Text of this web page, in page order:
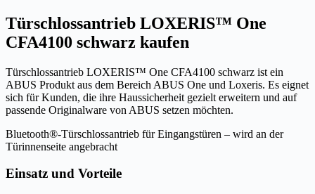
Türschlossantrieb LOXERIS™ One
CFA4100 schwarz kaufen
Türschlossantrieb LOXERIS™ One CFA4100 schwarz ist ein
ABUS Produkt aus dem Bereich ABUS One und Loxeris. Es eignet
sich für Kunden, die ihre Haussicherheit gezielt erweitern und auf
passende Originalware von ABUS setzen möchten.
Bluetooth®-Türschlossantrieb für Eingangstüren – wird an der
Türinnenseite angebracht
Einsatz und Vorteile